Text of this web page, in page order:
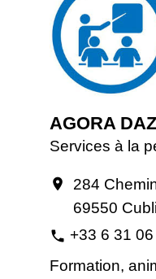
AGORA
Services à la
location_on
284
69550
phone +33 6 31
Formation,